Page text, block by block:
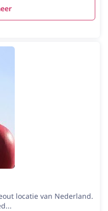
locatie van Nederland.